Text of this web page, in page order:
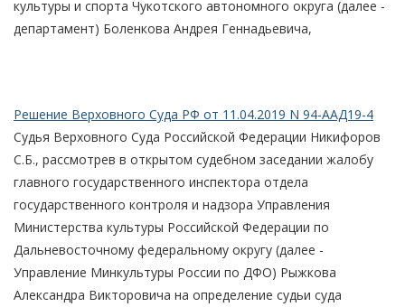
культуры и спорта Чукотского автономного округа (далее -
департамент) Боленкова Андрея Геннадьевича,
Решение Верховного Суда РФ от 11.04.2019 N 94-ААД19-4
Судья Верховного Суда Российской Федерации Никифоров
С.Б., рассмотрев в открытом судебном заседании жалобу
главного государственного инспектора отдела
государственного контроля и надзора Управления
Министерства культуры Российской Федерации по
Дальневосточному федеральному округу (далее -
Управление Минкультуры России по ДФО) Рыжкова
Александра Викторовича на определение судьи суда